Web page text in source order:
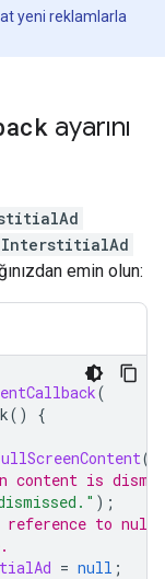
yeni reklamlarla
ayarını
InterstitialAd
emin olun:
(
()
{
()
content is
);
reference to null
= null ;